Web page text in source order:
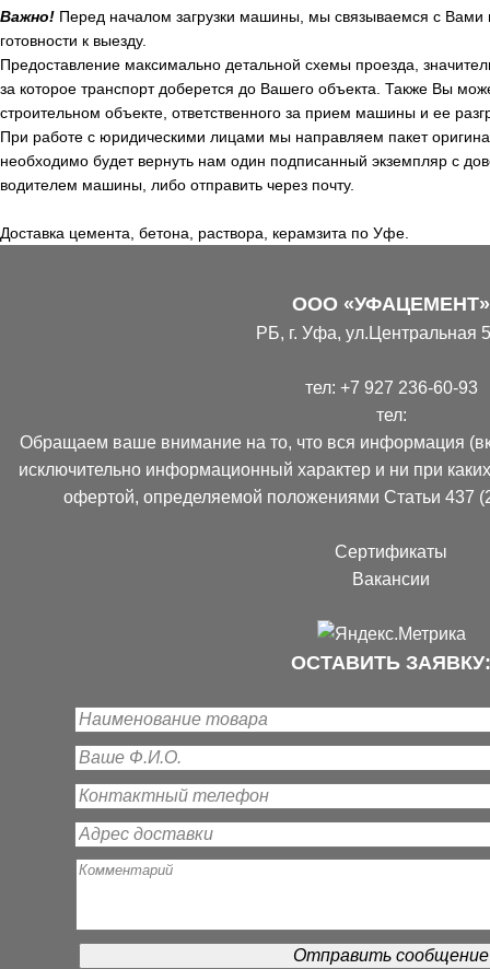
Важно! Перед началом загрузки машины, мы связываемся с Вами
готовности к выезду.
Предоставление максимально детальной схемы проезда,
за которое транспорт доберется до Вашего объекта. Также Вы
строительном объекте, ответственного за прием машины и ее
При работе с юридическими лицами мы направляем пакет
необходимо будет вернуть нам один подписанный экземпляр с
водителем машины, либо отправить через почту.
Доставка цемента, бетона, раствора, керамзита по Уфе.
ООО «УФАЦЕМЕНТ»
РБ, г. Уфа, ул.Центральная
тел: +7 927 236-60-93
тел:
Обращаем ваше внимание на то, что вся информация
исключительно информационный характер и ни при
офертой, определяемой положениями Статьи 437
Сертификаты
Вакансии
ОСТАВИТЬ ЗАЯВКУ: